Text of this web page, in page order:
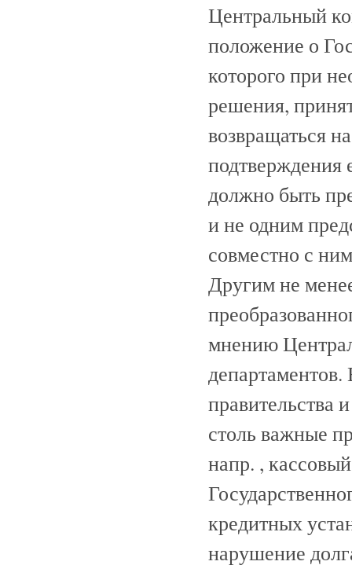
Центральный
положение о
которого при
решения,
возвращаться
подтверждения
должно быть
и не одним
совместно с
Другим не
мнению
правительства
столь важные
напр. ,
кредитных
нарушение